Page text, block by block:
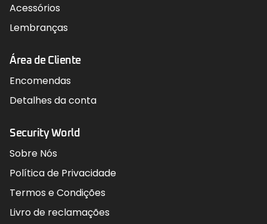
Acessórios
Lembranças
Área de Cliente
Encomendas
Detalhes da conta
Security World
Sobre Nós
Política de Privacidade
Termos e Condições
Livro de reclamações